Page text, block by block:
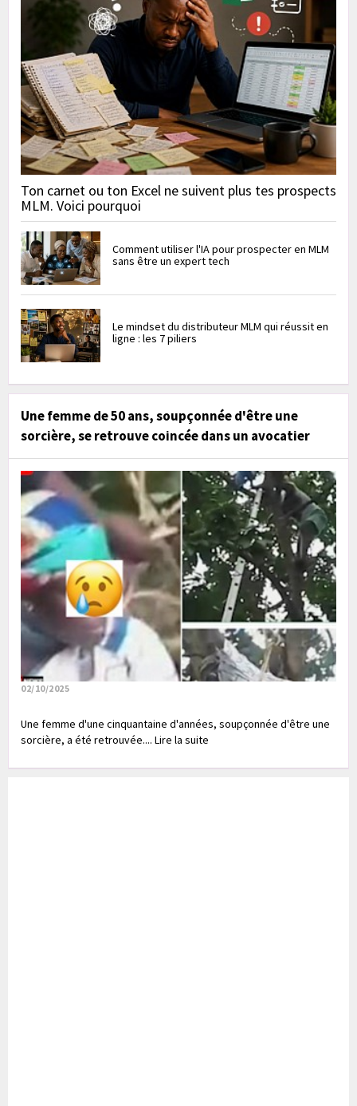
Ton carnet ou ton Excel ne suivent plus tes prospects
MLM. Voici pourquoi
Comment utiliser l'IA pour prospecter en MLM
sans être un expert tech
Le mindset du distributeur MLM qui réussit en
ligne : les 7 piliers
Une femme de 50 ans, soupçonnée d'être une
sorcière, se retrouve coincée dans un avocatier
02/10/2025
Une femme d'une cinquantaine d'années, soupçonnée d'être une
sorcière, a été retrouvée.... Lire la suite